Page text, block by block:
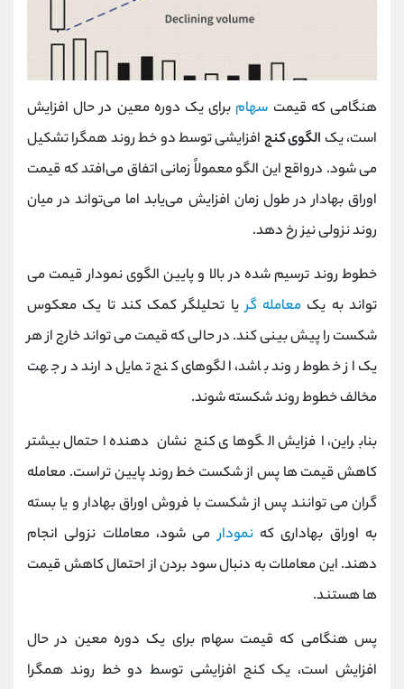
هنگامی که قیمت سهام برای یک دوره معین در حال افزایش
است، یک الگوی کنج افزایشی توسط دو خط روند همگرا تشکیل
می شود. درواقع این الگو معمولاً زمانی اتفاق می‌افتد که قیمت
اوراق بهادار در طول زمان افزایش می‌یابد اما می‌تواند در میان
روند نزولی نیز رخ دهد.
خطوط روند ترسیم شده در بالا و پایین الگوی نمودار قیمت می
تواند به یک معامله گریا تحلیلگر کمک کند تا یک معکوس
شکست را پیش بینی کند. در حالی که قیمت می تواند خارج از هر
یک از خطوط روند باشد، الگوهای کنج تمایل دارند در جهت
مخالف خطوط روند شکسته شوند.
بنابراین، افزایش الگوهای کنج نشان دهنده احتمال بیشتر
کاهش قیمت ها پس از شکست خط روند پایین تراست. معامله
گران می توانند پس از شکست با فروش اوراق بهادار و یا بسته
به اوراق بهاداری کهنمودارمی شود، معاملات نزولی انجام
دهند. این معاملات به دنبال سود بردن از احتمال کاهش قیمت
ها هستند.
پس هنگامی که قیمت سهام برای یک دوره معین در حال
افزایش است، یک کنج افزایشی توسط دو خط روند همگرا